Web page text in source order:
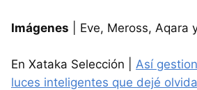
Imágenes | Eve, Meross, Aqara
En Xataka Selección | Así
luces inteligentes que dejé